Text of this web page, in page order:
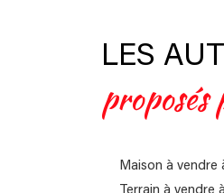
LES
Maison à vendre
Terrain à vendre